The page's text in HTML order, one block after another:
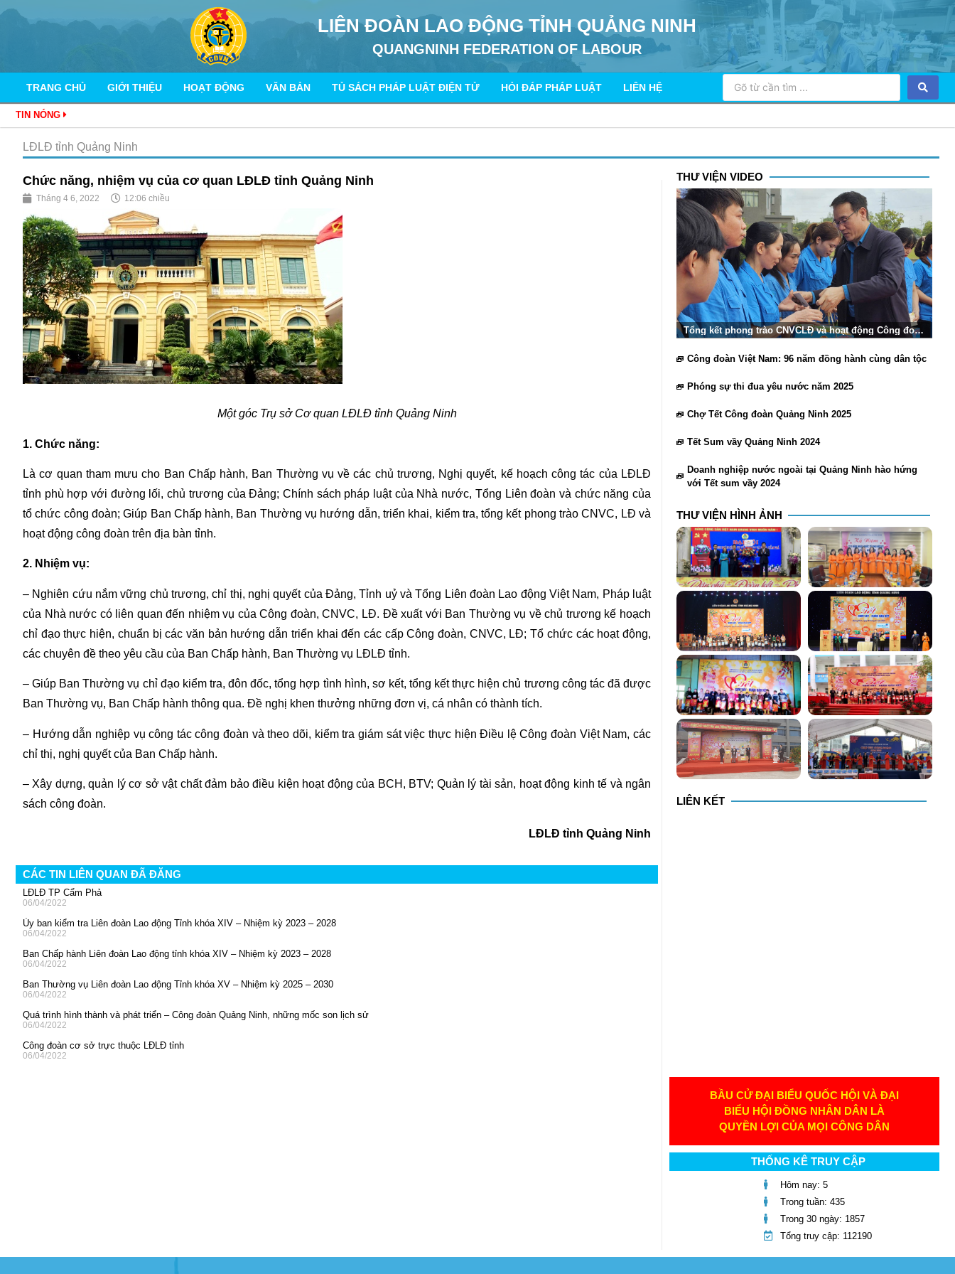
LIÊN ĐOÀN LAO ĐỘNG TỈNH QUẢNG NINH
QUANGNINH FEDERATION OF LABOUR
TRANG CHỦ GIỚI THIỆU HOẠT ĐỘNG VĂN BẢN TỦ SÁCH PHÁP LUẬT ĐIỆN TỬ HỎI ĐÁP PHÁP LUẬT LIÊN HỆ
TIN NÓNG
LĐLĐ tỉnh Quảng Ninh
Chức năng, nhiệm vụ của cơ quan LĐLĐ tỉnh Quảng Ninh
Tháng 4 6, 2022 12:06 chiều
Một góc Trụ sở Cơ quan LĐLĐ tỉnh Quảng Ninh
1. Chức năng:
Là cơ quan tham mưu cho Ban Chấp hành, Ban Thường vụ về các chủ trương, Nghị quyết, kế hoạch công tác của LĐLĐ
tỉnh phù hợp với đường lối, chủ trương của Đảng; Chính sách pháp luật của Nhà nước, Tổng Liên đoàn và chức năng của
tổ chức công đoàn; Giúp Ban Chấp hành, Ban Thường vụ hướng dẫn, triển khai, kiểm tra, tổng kết phong trào CNVC, LĐ và
hoạt động công đoàn trên địa bàn tỉnh.
2. Nhiệm vụ:
– Nghiên cứu nắm vững chủ trương, chỉ thị, nghị quyết của Đảng, Tỉnh uỷ và Tổng Liên đoàn Lao động Việt Nam, Pháp luật
của Nhà nước có liên quan đến nhiệm vụ của Công đoàn, CNVC, LĐ. Đề xuất với Ban Thường vụ về chủ trương kế hoạch
chỉ đạo thực hiện, chuẩn bị các văn bản hướng dẫn triển khai đến các cấp Công đoàn, CNVC, LĐ; Tổ chức các hoạt động,
các chuyên đề theo yêu cầu của Ban Chấp hành, Ban Thường vụ LĐLĐ tỉnh.
– Giúp Ban Thường vụ chỉ đạo kiểm tra, đôn đốc, tổng hợp tình hình, sơ kết, tổng kết thực hiện chủ trương công tác đã được
Ban Thường vụ, Ban Chấp hành thông qua. Đề nghị khen thưởng những đơn vị, cá nhân có thành tích.
– Hướng dẫn nghiệp vụ công tác công đoàn và theo dõi, kiểm tra giám sát việc thực hiện Điều lệ Công đoàn Việt Nam, các
chỉ thị, nghị quyết của Ban Chấp hành.
– Xây dựng, quản lý cơ sở vật chất đảm bảo điều kiện hoạt động của BCH, BTV; Quản lý tài sản, hoạt động kinh tế và ngân
sách công đoàn.
LĐLĐ tỉnh Quảng Ninh
CÁC TIN LIÊN QUAN ĐÃ ĐĂNG
LĐLĐ TP Cẩm Phả
06/04/2022
Ủy ban kiểm tra Liên đoàn Lao động Tỉnh khóa XIV – Nhiệm kỳ 2023 – 2028
06/04/2022
Ban Chấp hành Liên đoàn Lao động tỉnh khóa XIV – Nhiệm kỳ 2023 – 2028
06/04/2022
Ban Thường vụ Liên đoàn Lao động Tỉnh khóa XV – Nhiệm kỳ 2025 – 2030
06/04/2022
Quá trình hình thành và phát triển – Công đoàn Quảng Ninh, những mốc son lịch sử
06/04/2022
Công đoàn cơ sở trực thuộc LĐLĐ tỉnh
06/04/2022
THƯ VIỆN VIDEO
Tổng kết phong trào CNVCLĐ và hoạt động Công đoàn
Quảng Ninh 2025
Công đoàn Việt Nam: 96 năm đồng hành cùng dân tộc
Phóng sự thi đua yêu nước năm 2025
Chợ Tết Công đoàn Quảng Ninh 2025
Tết Sum vầy Quảng Ninh 2024
Doanh nghiệp nước ngoài tại Quảng Ninh hào hứng
với Tết sum vầy 2024
THƯ VIỆN HÌNH ẢNH
LIÊN KẾT
BẦU CỬ ĐẠI BIỂU QUỐC HỘI VÀ ĐẠI
BIỂU HỘI ĐỒNG NHÂN DÂN LÀ
QUYỀN LỢI CỦA MỌI CÔNG DÂN
THỐNG KÊ TRUY CẬP
Hôm nay: 5
Trong tuần: 435
Trong 30 ngày: 1857
Tổng truy cập: 112190